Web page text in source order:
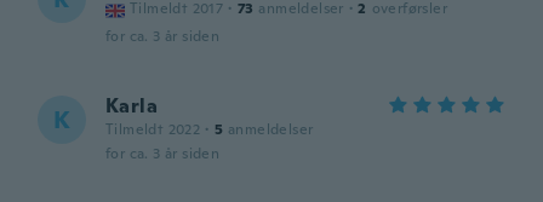
Tilmeldt 2017 · 73 anmeldelser · 2 overførsler
for ca. 3 år siden
K Karla
Tilmeldt 2022 · 5 anmeldelser
for ca. 3 år siden